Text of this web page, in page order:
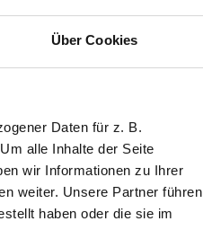
Über Cookies
Daten für z. B.
Um alle Inhalte der Seite
wir Informationen zu Ihrer
weiter. Unsere Partner führen
haben oder die sie im